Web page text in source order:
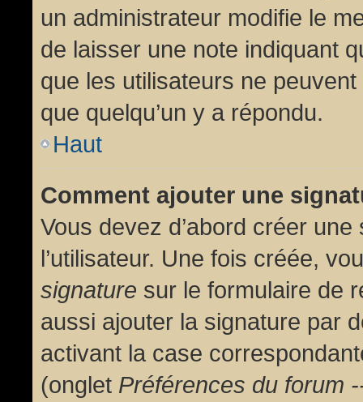
un administrateur modifie le
de laisser une note indiquant
que les utilisateurs ne
que quelqu’un y a répondu.
Haut
Comment ajouter une
Vous devez d’abord créer
l’utilisateur. Une fois créée,
signature sur le formulaire de
aussi ajouter la signature par
activant la case
(onglet Préférences du forum